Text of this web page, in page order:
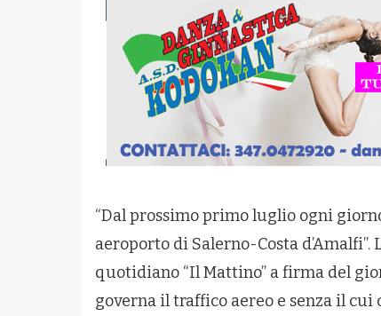
“Dal prossimo primo luglio ogni
aeroporto di Salerno-Costa
quotidiano “Il Mattino” a firma del
governa il traffico aereo e senza il cui